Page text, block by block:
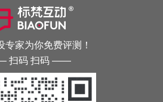
专家为你免费评测！
扫码 扫码 ——